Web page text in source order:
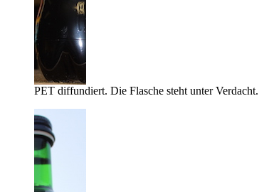
PET diffundiert. Die Flasche steht unter Verdacht.